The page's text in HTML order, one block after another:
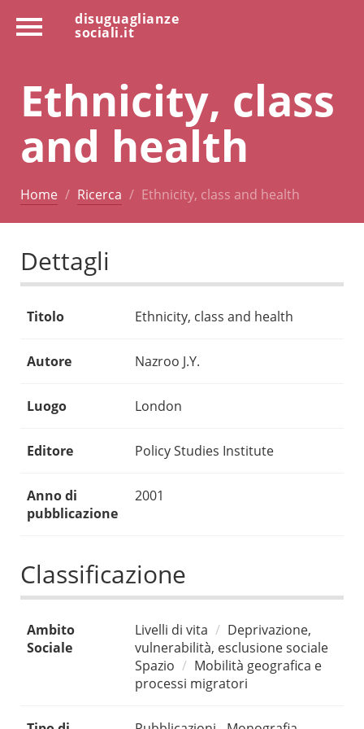
disuguaglianze
sociali.it
Ethnicity, class
and health
Home Ricerca Ethnicity, class and health
Dettagli
Titolo Ethnicity, class and health
Autore Nazroo J.Y.
Luogo London
Editore Policy Studies Institute
Anno di
pubblicazione
2001
Classificazione
Ambito
Sociale
Livelli di vita
Deprivazione,
vulnerabilità, esclusione sociale
Spazio
Mobilità geografica e
processi migratori